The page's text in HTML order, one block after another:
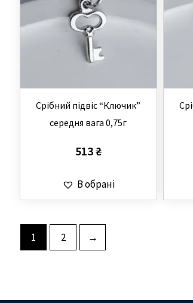
Срібний підвіс “Ключик”
середня вага 0,75г
513₴
В обрані
1 2 →